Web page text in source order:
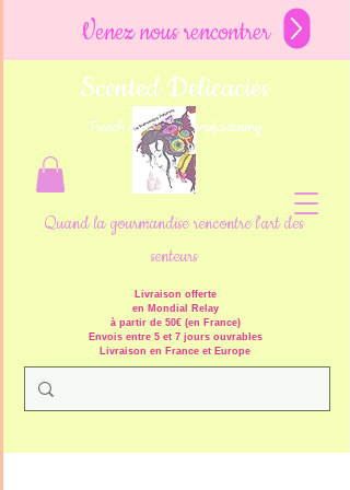
Venez nous rencontrer
Scented Delicacies
French Artisanal Manufacturing
Livraison offerte
en Mondial Relay
à partir de 50€ (en France)
Envois entre 5 et 7 jours ouvrables
Livraison en France et Europe
Quand la gourmandise rencontre l'art des
senteurs